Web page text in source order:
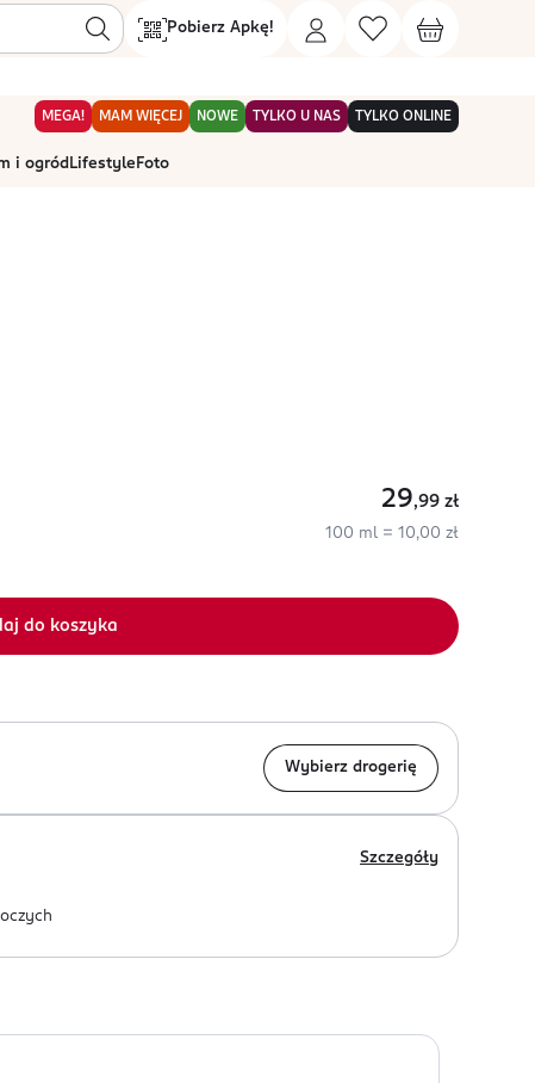
Pobierz Apkę!
MEGA! MAM WIĘCEJ NOWE TYLKO U NAS TYLKO ONLINE
i ogród Lifestyle Foto
29,99 zł
100 ml = 10,00 zł
do koszyka
Wybierz drogerię
Szczegóły